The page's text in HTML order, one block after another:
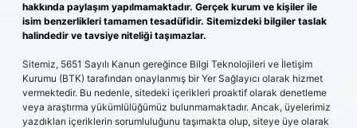
hakkında paylaşım yapılmamaktadır. Gerçek kurum ve kişiler ile
isim benzerlikleri tamamen tesadüfidir. Sitemizdeki bilgiler taslak
halindedir ve tavsiye niteliği taşımazlar.
Sitemiz, 5651 Sayılı Kanun gereğince Bilgi Teknolojileri ve İletişim
Kurumu (BTK) tarafından onaylanmış bir Yer Sağlayıcı olarak hizmet
vermektedir. Bu nedenle, sitedeki içerikleri proaktif olarak denetleme
veya araştırma yükümlülüğümüz bulunmamaktadır. Ancak, üyelerimiz
yazdıkları içeriklerin sorumluluğunu taşımakta olup, siteye üye olarak